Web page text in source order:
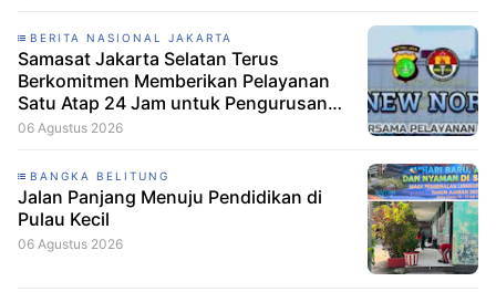
BERITA NASIONAL JAKARTA
Samasat Jakarta Selatan Terus
Berkomitmen Memberikan Pelayanan
Satu Atap 24 Jam untuk Pengurusan
Administrasi kendaraan Bermotor
06 Agustus 2026
BANGKA BELITUNG
Jalan Panjang Menuju Pendidikan di
Pulau Kecil
06 Agustus 2026